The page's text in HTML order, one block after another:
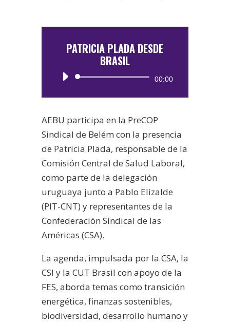
PATRICIA PLADA DESDE
BRASIL
Reproductor
00:00
AEBU participa en la PreCOP
Sindical de Belém con la presencia
de Patricia Plada, responsable de la
Comisión Central de Salud Laboral,
como parte de la delegación
uruguaya junto a Pablo Elizalde
(PIT-CNT) y representantes de la
Confederación Sindical de las
Américas (CSA).
La agenda, impulsada por la CSA, la
CSI y la CUT Brasil con apoyo de la
FES, aborda temas como transición
energética, finanzas sostenibles,
biodiversidad, desarrollo humano y